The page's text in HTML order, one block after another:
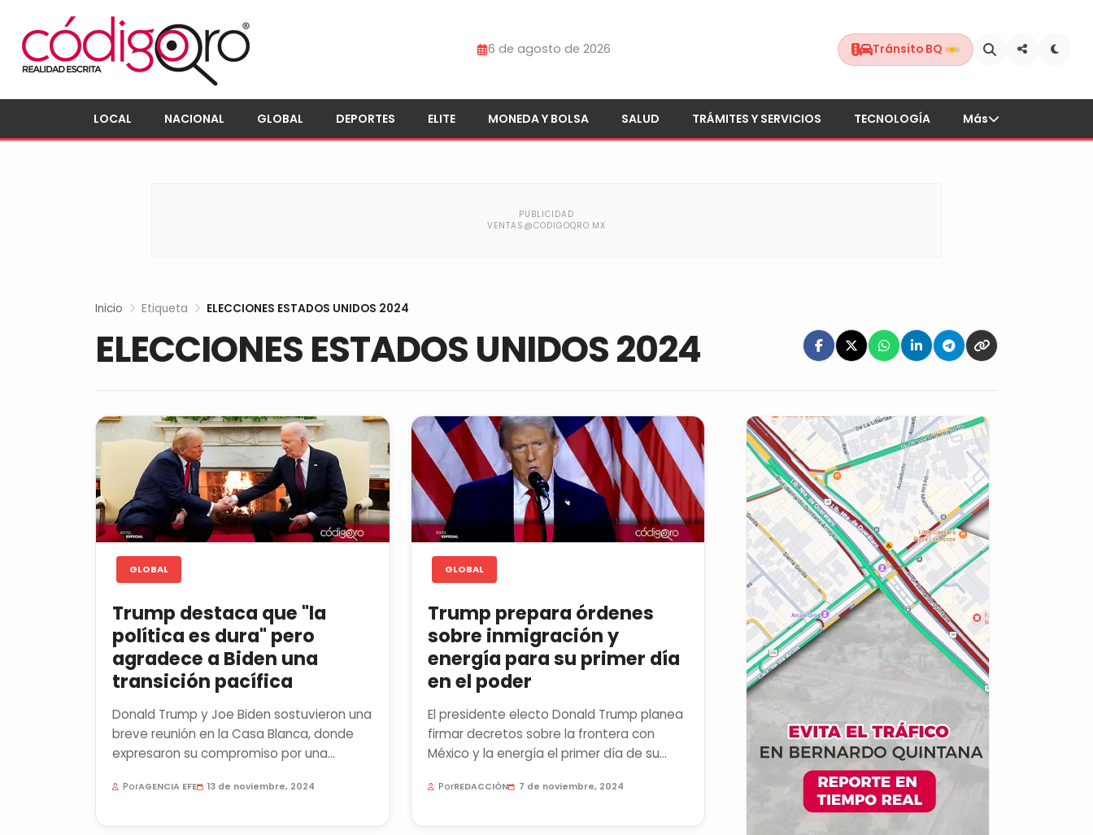
6 de agosto de 2026 Tránsito BQ
LOCAL NACIONAL GLOBAL DEPORTES ELITE MONEDA Y BOLSA SALUD TRÁMITES Y SERVICIOS TECNOLOGÍA Más
Inicio Etiqueta ELECCIONES ESTADOS UNIDOS 2024
ELECCIONES ESTADOS UNIDOS 2024
GLOBAL
Trump destaca que "la
política es dura" pero
agradece a Biden una
transición pacífica
Donald Trump y Joe Biden sostuvieron una
breve reunión en la Casa Blanca, donde
expresaron su compromiso por una
PorAGENCIA EFE 13 de noviembre, 2024
GLOBAL
Trump prepara órdenes
sobre inmigración y
energía para su primer día
en el poder
El presidente electo Donald Trump planea
firmar decretos sobre la frontera con
México y la energía el primer día de su
PorREDACCIÓN 7 de noviembre, 2024